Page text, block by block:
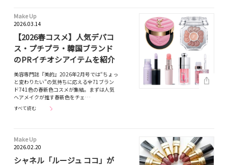
Make Up
2026.03.14
【2026春コスメ】人気デパコ
ス・プチプラ・韓国ブランド
のPRイチオシアイテムを紹介
美容専門誌『美的』2026年2月号では“ちょっ
と変わりたい”の気持ちに応える全71ブラン
ド741色の春新色コスメが集結。まずは人気
ヘアメイクが推す春新色をチェ…
すべて読む
Make Up
2026.02.20
シャネル「ルージュ ココ」が